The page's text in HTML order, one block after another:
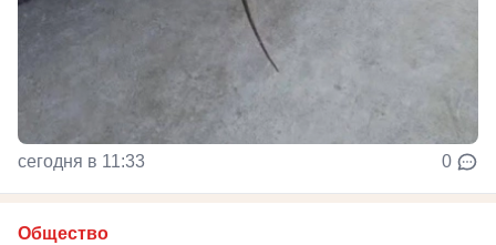
сегодня в 11:33 0
Общество